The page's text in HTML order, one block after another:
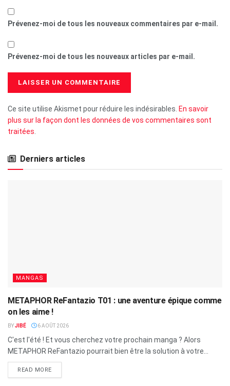
Prévenez-moi de tous les nouveaux commentaires par e-mail.
Prévenez-moi de tous les nouveaux articles par e-mail.
Ce site utilise Akismet pour réduire les indésirables. En savoir
plus sur la façon dont les données de vos commentaires sont
traitées
Derniers articles
MANGAS
METAPHOR ReFantazio T01 : une aventure épique comme
on les aime !
BYJIBÉ 6 AOÛT 2026
C'est l'été ! Et vous cherchez votre prochain manga ? Alors
METAPHOR ReFantazio pourrait bien être la solution à votre...
READ MORE